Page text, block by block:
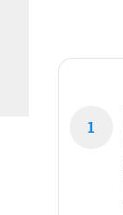
1